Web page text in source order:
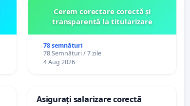
Cerem corectare corectă și
transparentă la titularizare
78 semnături
78 Semnături / 7 zile
4 Aug 2026
Asigurați salarizare corectă